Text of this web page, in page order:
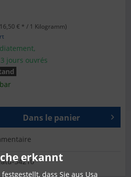
€ * / 1 Kilogramm)
jours ouvrés
Dans le panier
34210erkannt
dass Sie aus Usa